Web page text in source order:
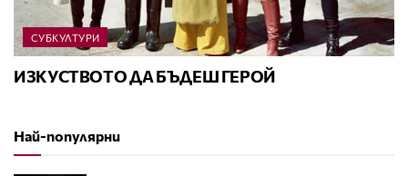
СУБКУЛТУРИ
ИЗКУСТВОТО ДА БЪДЕШ ГЕРОЙ
Най-популярни